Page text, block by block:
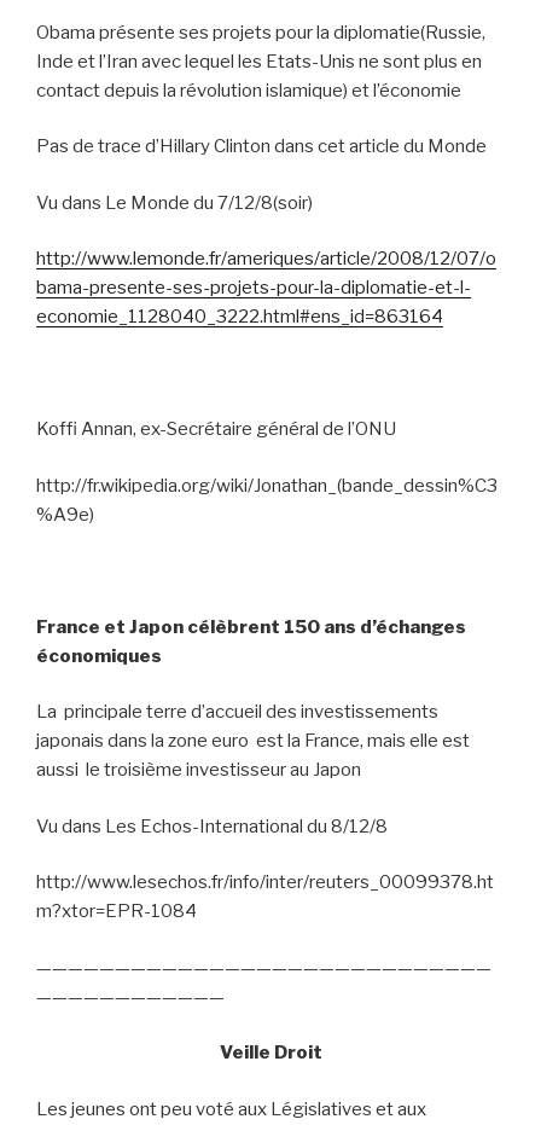
Obama présente ses projets pour la diplomatie(Russie,
Inde et l’Iran avec lequel les Etats-Unis ne sont plus en
contact depuis la révolution islamique) et l’économie
Pas de trace d’Hillary Clinton dans cet article du Monde
Vu dans Le Monde du 7/12/8(soir)
http://www.lemonde.fr/ameriques/article/2008/12/07/o
bama-presente-ses-projets-pour-la-diplomatie-et-l-
economie_1128040_3222.html#ens_id=863164
Koffi Annan, ex-Secrétaire général de l’ONU
http://fr.wikipedia.org/wiki/Jonathan_(bande_dessin%C3
%A9e)
France et Japon célèbrent 150 ans d’échanges
économiques
La principale terre d’accueil des investissements
japonais dans la zone euro est la France, mais elle est
aussi le troisième investisseur au Japon
Vu dans Les Echos-International du 8/12/8
http://www.lesechos.fr/info/inter/reuters_00099378.ht
m?xtor=EPR-1084
—————————————————————————————
————————————
Veille Droit
Les jeunes ont peu voté aux Législatives et aux